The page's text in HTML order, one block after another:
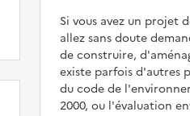
Si vous avez un projet
allez sans doute
de construire,
existe parfois d'autres
du code de
2000, ou l'évaluation